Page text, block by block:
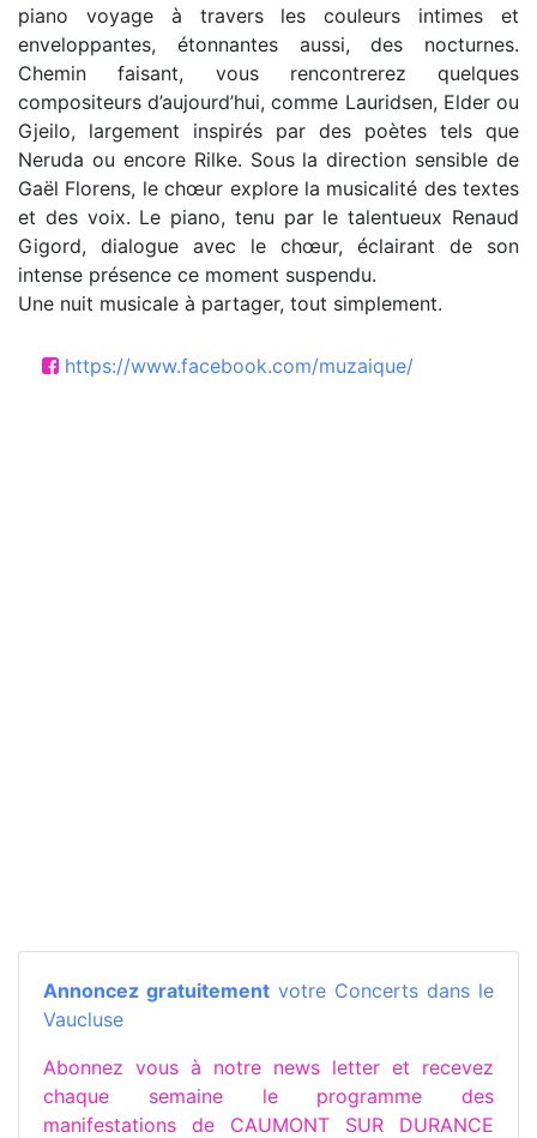
piano voyage à travers les couleurs intimes et
enveloppantes, étonnantes aussi, des nocturnes.
Chemin faisant, vous rencontrerez quelques
compositeurs d’aujourd’hui, comme Lauridsen, Elder ou
Gjeilo, largement inspirés par des poètes tels que
Neruda ou encore Rilke. Sous la direction sensible de
Gaël Florens, le chœur explore la musicalité des textes
et des voix. Le piano, tenu par le talentueux Renaud
Gigord, dialogue avec le chœur, éclairant de son
intense présence ce moment suspendu.
Une nuit musicale à partager, tout simplement.
https://www.facebook.com/muzaique/
Annoncez gratuitement votre Concerts dans le
Vaucluse
Abonnez vous à notre news letter et recevez
chaque semaine le programme des
manifestations de CAUMONT SUR DURANCE